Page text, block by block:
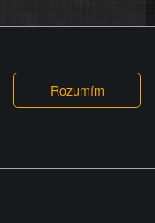
provozovatele
nebo video na
videa nebo
uplatnit vůči
škody nebo
To jen